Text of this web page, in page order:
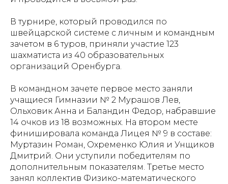
В турнире, который проводился по
швейцарской системе с личным и командным
зачетом в 6 туров, приняли участие 123
шахматиста из 40 образовательных
организаций Оренбурга.
В командном зачете первое место заняли
учащиеся Гимназии № 2 Мурашов Лев,
Ольховик Анна и Баландин Федор, набравшие
14 очков из 18 возможных. На втором месте
финишировала команда Лицея № 9 в составе:
Муртазин Роман, Охременко Юлия и Унщиков
Дмитрий. Они уступили победителям по
дополнительным показателям. Третье место
занял коллектив Физико-математического